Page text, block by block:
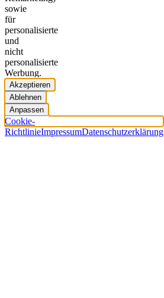
sowie
für
personalisierte
und
nicht
personalisierte
Werbung.
Akzeptieren
Ablehnen
Anpassen
Cookie-
RichtlinieImpressumDatenschutzerklärung